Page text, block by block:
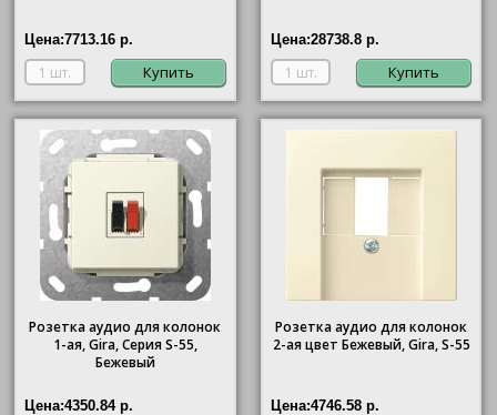
Цена:7713.16 р.
Купить
Цена:28738.8 р.
Купить
Розетка аудио для колонок
1-ая, Gira, Серия S-55,
Бежевый
Цена:4350.84 р.
Розетка аудио для колонок
2-ая цвет Бежевый, Gira, S-55
Цена:4746.58 р.